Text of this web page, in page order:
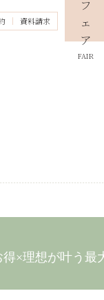
資料請求
FAIR
×理想が叶う最